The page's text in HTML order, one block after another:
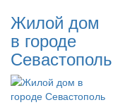
Жилой дом
в городе
Севастополь